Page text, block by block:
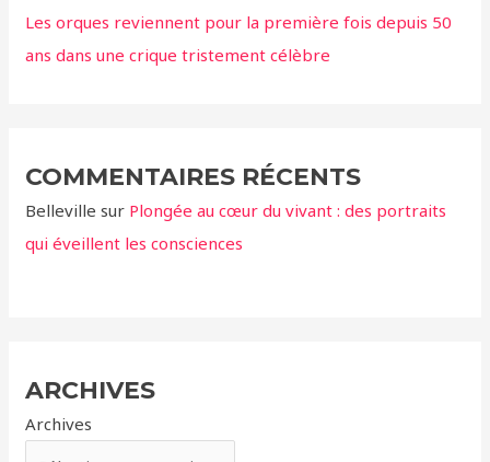
Les orques reviennent pour la première fois depuis 50
ans dans une crique tristement célèbre
COMMENTAIRES RÉCENTS
Belleville sur Plongée au cœur du vivant : des portraits
qui éveillent les consciences
ARCHIVES
Archives